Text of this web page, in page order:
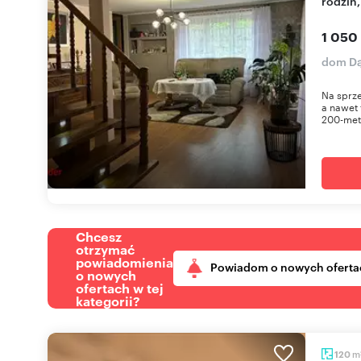
1 050
dom
Na
a nawet
200-
Chcesz
otrzymać
powiadomienia
o nowych
ofertach w tej
kategorii?
Powiadom o nowych
120 m